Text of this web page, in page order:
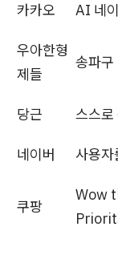
카카오 AI 네
우아한형
제들
송파
당근 스스로
네이버 사용
쿠팡
Wow